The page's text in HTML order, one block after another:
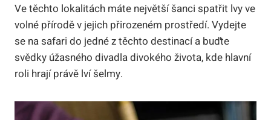
Ve těchto lokalitách máte největší šanci spatřit lvy ve
volné přírodě v jejich přirozeném prostředí. Vydejte
se na safari do jedné z těchto destinací a buďte
svědky úžasného divadla divokého života, kde hlavní
roli hrají právě lví šelmy.